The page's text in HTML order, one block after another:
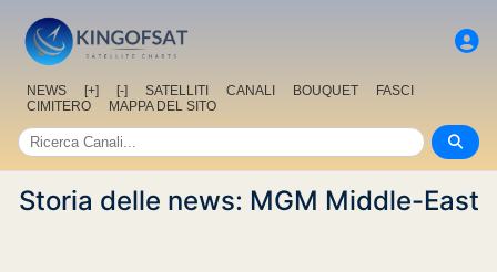
NEWS [+] [-] SATELLITI CANALI BOUQUET
FASCI
CIMITERO
MAPPA DEL SITO
Storia delle news: MGM Middle-East